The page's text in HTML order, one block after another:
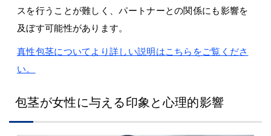
スを行うことが難しく、パートナーとの関係にも影響を
及ぼす可能性があります。
真性包茎についてより詳しい説明はこちらをご覧くださ
い。
包茎が女性に与える印象と心理的影響